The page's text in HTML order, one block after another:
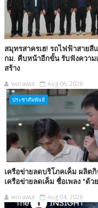
สมุทรสาครเฮ! รถไฟฟ้าสายสี
กม. คืบหน้าอีกขั้น รับฟังความ
สร้าง
worawut Aug 06, 2026
ประชาสัมพันธ์
เครือข่ายลดบริโภคเค็ม ผลิต
เครือข่ายลดเค็ม ชื่อเพลง “ด้ว
worawut Aug 04, 2026